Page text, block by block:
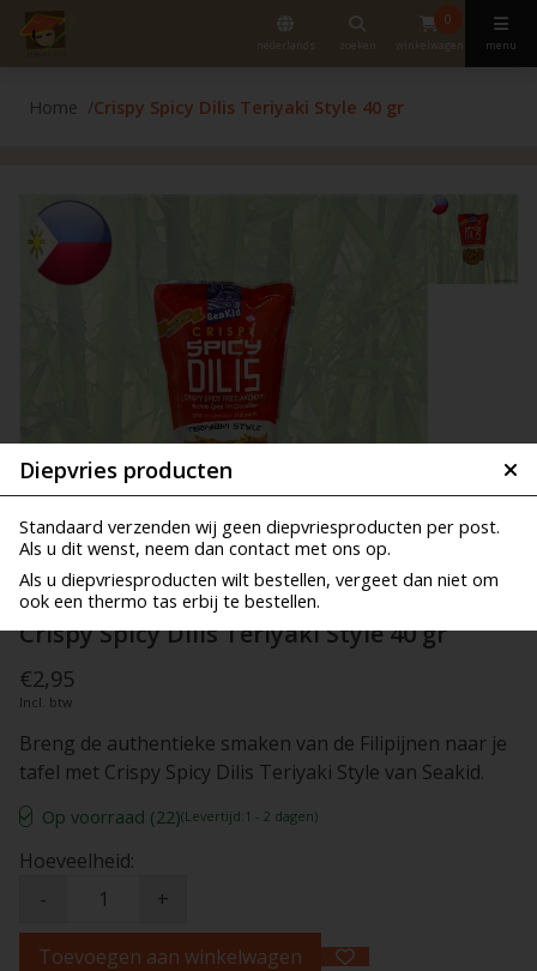
nederlands zoeken
0
winkelwagen menu
Diepvries producten
Standaard verzenden wij geen diepvriesproducten per post.
Als u dit wenst, neem dan contact met ons op.
Als u diepvriesproducten wilt bestellen, vergeet dan niet om
ook een thermo tas erbij te bestellen.
Home Crispy Spicy Dilis Teriyaki Style 40 gr
Crispy Spicy Dilis Teriyaki Style 40 gr
€2,95
Incl. btw
Breng de authentieke smaken van de Filipijnen naar je
tafel met Crispy Spicy Dilis Teriyaki Style van Seakid.
Op voorraad (22)(Levertijd:1 - 2 dagen)
Hoeveelheid:
-
+
Toevoegen aan winkelwagen